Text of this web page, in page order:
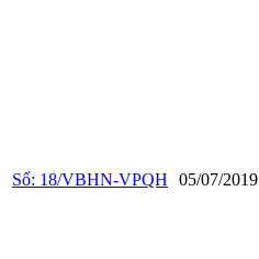
Số: 18/VBHN-VPQH 05/07/2019